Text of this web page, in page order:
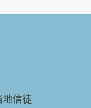
地信徒